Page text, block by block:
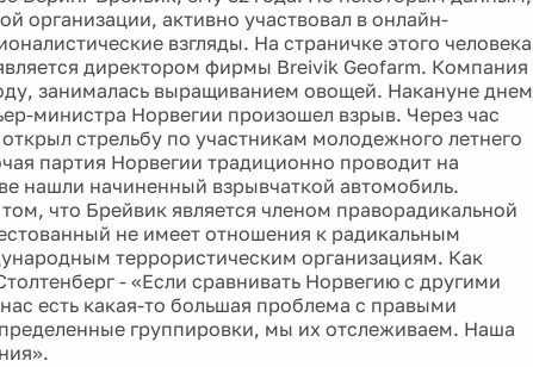
организации, активно участвовал в онлайн-
взгляды. На страничке этого человека
директором фирмы Breivik Geofarm. Компания
занималась выращиванием овощей. Накануне днем
министра Норвегии произошел взрыв. Через час
стрельбу по участникам молодежного летнего
партия Норвегии традиционно проводит на
нашли начиненный взрывчаткой автомобиль.
что Брейвик является членом праворадикальной
не имеет отношения к радикальным
террористическим организациям. Как
- «Если сравнивать Норвегию с другими
есть какая-то большая проблема с правыми
группировки, мы их отслеживаем. Наша